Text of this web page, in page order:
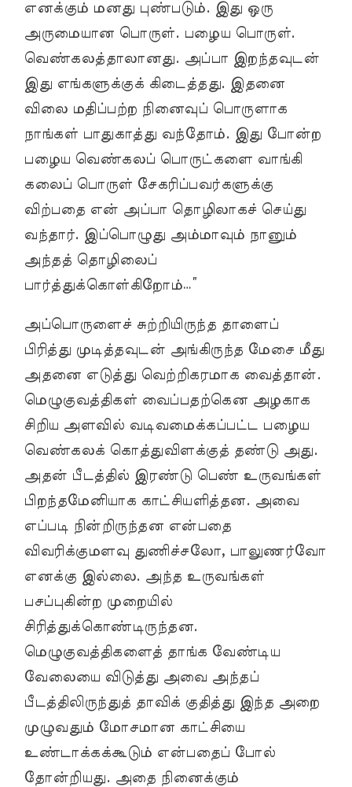
எனக்கும் மனது புண்படும். இது ஒரு
அருமையான பொருள். பழைய பொருள்.
வெண்கலத்தாலானது. அப்பா இறந்தவுடன்
இது எங்களுக்குக் கிடைத்தது. இதனை
விலை மதிப்பற்ற நினைவுப் பொருளாக
நாங்கள் பாதுகாத்து வந்தோம். இது போன்ற
பழைய வெண்கலப் பொருட்களை வாங்கி
கலைப் பொருள் சேகரிப்பவர்களுக்கு
விற்பதை என் அப்பா தொழிலாகச் செய்து
வந்தார். இப்பொழுது அம்மாவும் நானும்
அந்தத் தொழிலைப்
பார்த்துக்கொள்கிறோம்…”
அப்பொருளைச் சுற்றியிருந்த தாளைப்
பிரித்து முடித்தவுடன் அங்கிருந்த மேசை மீது
அதனை எடுத்து வெற்றிகரமாக வைத்தான்.
மெழுகுவத்திகள் வைப்பதற்கென அழகாக
சிறிய அளவில் வடிவமைக்கப்பட்ட பழைய
வெண்கலக் கொத்துவிளக்குத் தண்டு அது.
அதன் பீடத்தில் இரண்டு பெண் உருவங்கள்
பிறந்தமேனியாக காட்சியளித்தன. அவை
எப்படி நின்றிருந்தன என்பதை
விவரிக்குமளவு துணிச்சலோ, பாலுணர்வோ
எனக்கு இல்லை. அந்த உருவங்கள்
பசப்புகின்ற முறையில்
சிரித்துக்கொண்டிருந்தன.
மெழுகுவத்திகளைத் தாங்க வேண்டிய
வேலையை விடுத்து அவை அந்தப்
பீடத்திலிருந்துத் தாவிக் குதித்து இந்த அறை
முழுவதும் மோசமான காட்சியை
உண்டாக்கக்கூடும் என்பதைப் போல்
தோன்றியது. அதை நினைக்கும்